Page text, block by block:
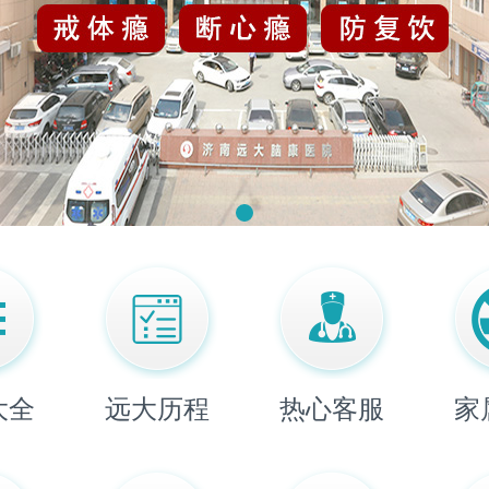
全 远大历程 热心客服 家